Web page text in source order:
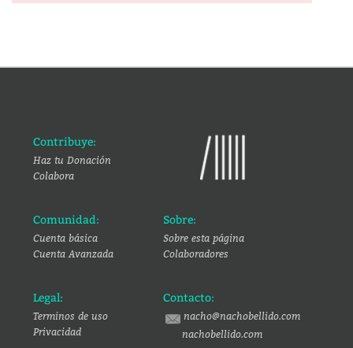
Contribuye:
Haz tu Donación
Colabora
Comunidad:
Cuenta básica
Cuenta Avanzada
Sobre:
Sobre esta página
Colaboradores
Legal:
Terminos de uso
Privacidad
Contacto:
nacho@nachobellido.com
nachobellido.com